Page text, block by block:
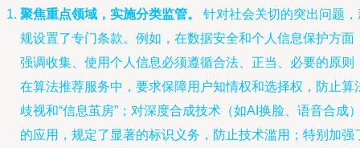
聚焦重点领域，实施分类监管。
针对社会关切的突出问题，
规设置了专门条款。例如，在数据安全和个人信息保护方面
强调收集、使用个人信息必须遵循合法、正当、必要的原则
在算法推荐服务中，要求保障用户知情权和选择权，防止算
歧视和“信息茧房”；对深度合成技术（如AI换脸、语音合成
的应用，规定了显著的标识义务，防止技术滥用；特别加强